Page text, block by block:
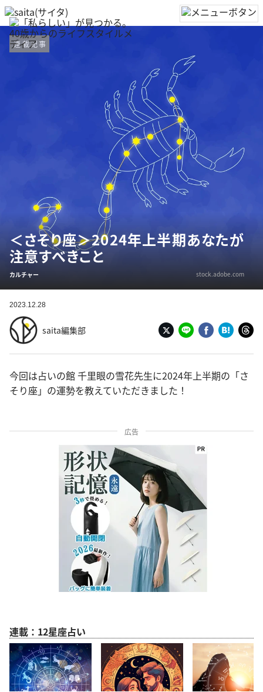
連載記事
＜さそり座＞2024年上半期あなたが
注意すべきこと
カルチャー stock.adobe.com
2023.12.28
saita編集部
今回は占いの館 千里眼の雪花先生に2024年上半期の「さ
そり座」の運勢を教えていただきました！
広告
連載：12星座占い